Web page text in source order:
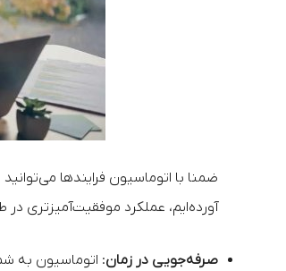
ضمنا با اتوماسیون فرایندها
آورده‌ایم، عملکرد موفقیت‌آمیزتری
صرفه‌جویی در زمان: اتوماسیون به